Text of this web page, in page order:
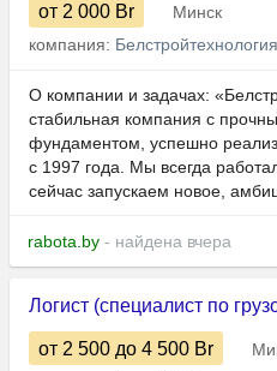
от 2 000 Br
Минск
компания: Белстройтехнология
О компании и задачах:
стабильная компания с
фундаментом, успешно
с 1997 года. Мы всегда
сейчас запускаем новое,
rabota.by - найдена вчера
Логист (специалист по
от 2 500 до 4 500 Br